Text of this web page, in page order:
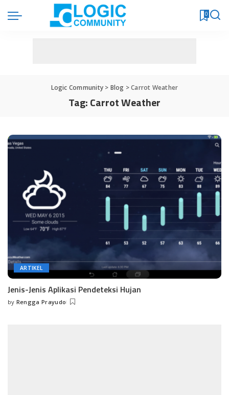
0
Logic Community> Blog >Carrot Weather
Tag:Carrot Weather
ARTIKEL
Jenis-Jenis Aplikasi Pendeteksi Hujan
Posted
by Rengga Prayudo